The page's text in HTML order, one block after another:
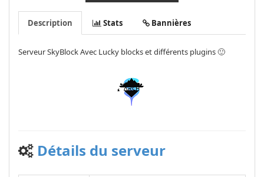
Description Stats Bannières
Serveur SkyBlock Avec Lucky blocks et différents plugins 🙂
Détails du serveur